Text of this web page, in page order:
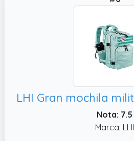
Nota: 7.5
Marca: LHI